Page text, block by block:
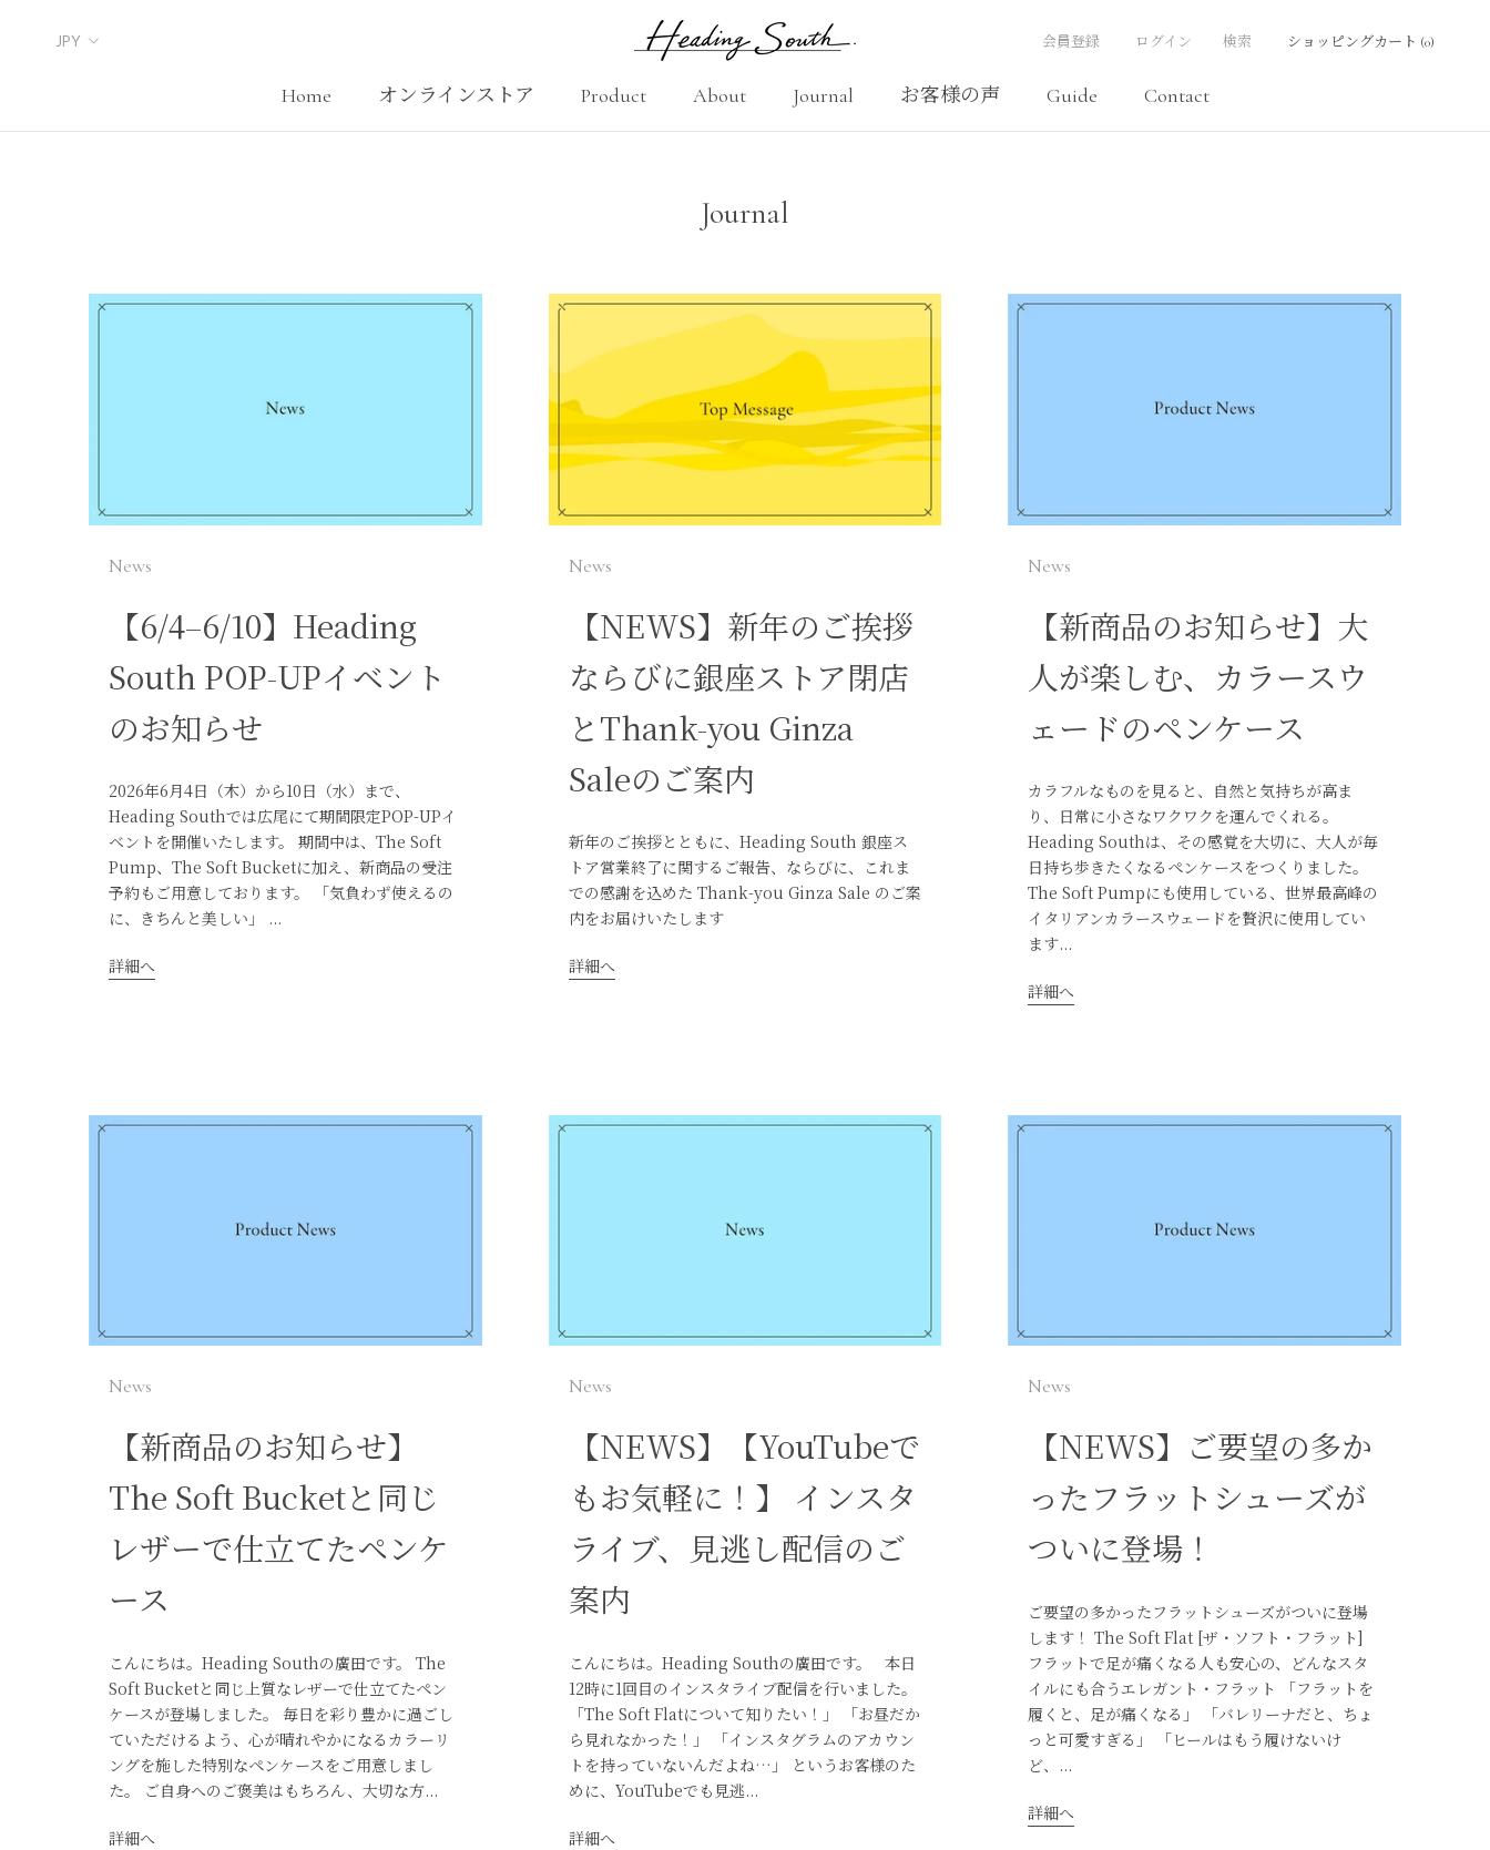
Home
オンラインストア
Product
About
Journal
お客様の声
Guide
Contact
会員登録 ログイン 検索 ショッピングカート (0)
Journal
News
【6/4–6/10】Heading
South POP-UPイベント
のお知らせ
2026年6月4日（木）から10日（水）まで、
Heading Southでは広尾にて期間限定POP-UPイ
ベントを開催いたします。 期間中は、The Soft
Pump、The Soft Bucketに加え、新商品の受注
予約もご用意しております。 「気負わず使えるの
に、きちんと美しい」 ...
詳細へ
News
【NEWS】新年のご挨拶
ならびに銀座ストア閉店
とThank-you Ginza
Saleのご案内
新年のご挨拶とともに、Heading South 銀座ス
トア営業終了に関するご報告、ならびに、これま
での感謝を込めた Thank-you Ginza Sale のご案
内をお届けいたします
詳細へ
News
【新商品のお知らせ】大
人が楽しむ、カラースウ
ェードのペンケース
カラフルなものを見ると、自然と気持ちが高ま
り、日常に小さなワクワクを運んでくれる。
Heading Southは、その感覚を大切に、大人が毎
日持ち歩きたくなるペンケースをつくりました。
The Soft Pumpにも使用している、世界最高峰の
イタリアンカラースウェードを贅沢に使用してい
ます...
詳細へ
News
【新商品のお知らせ】
The Soft Bucketと同じ
レザーで仕立てたペンケ
ース
こんにちは。Heading Southの廣田です。 The
Soft Bucketと同じ上質なレザーで仕立てたペン
ケースが登場しました。 毎日を彩り豊かに過ごし
ていただけるよう、心が晴れやかになるカラーリ
ングを施した特別なペンケースをご用意しまし
た。 ご自身へのご褒美はもちろん、大切な方...
詳細へ
News
【NEWS】【YouTubeで
もお気軽に！】 インスタ
ライブ、見逃し配信のご
案内
こんにちは。Heading Southの廣田です。 本日
12時に1回目のインスタライブ配信を行いました。
「The Soft Flatについて知りたい！」 「お昼だか
ら見れなかった！」 「インスタグラムのアカウン
トを持っていないんだよね…」 というお客様のた
めに、YouTubeでも見逃...
詳細へ
News
【NEWS】ご要望の多か
ったフラットシューズが
ついに登場！
ご要望の多かったフラットシューズがついに登場
します！ The Soft Flat [ザ・ソフト・フラット]
フラットで足が痛くなる人も安心の、どんなスタ
イルにも合うエレガント・フラット 「フラットを
履くと、足が痛くなる」 「バレリーナだと、ちょ
っと可愛すぎる」 「ヒールはもう履けないけ
ど、...
詳細へ